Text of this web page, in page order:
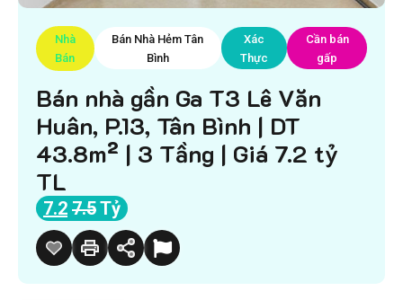
Nhà
Bán
Bán Nhà Hẻm Tân
Bình
Xác
Thực
Cần bán
gấp
Bán nhà gần Ga T3 Lê Văn
Huân, P.13, Tân Bình | DT
43.8m² | 3 Tầng | Giá 7.2 tỷ
TL
7.2 7.5Tỷ